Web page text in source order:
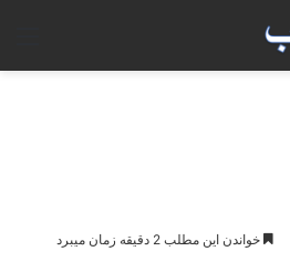
خواندن این مطلب 2 دقیقه زمان میبرد